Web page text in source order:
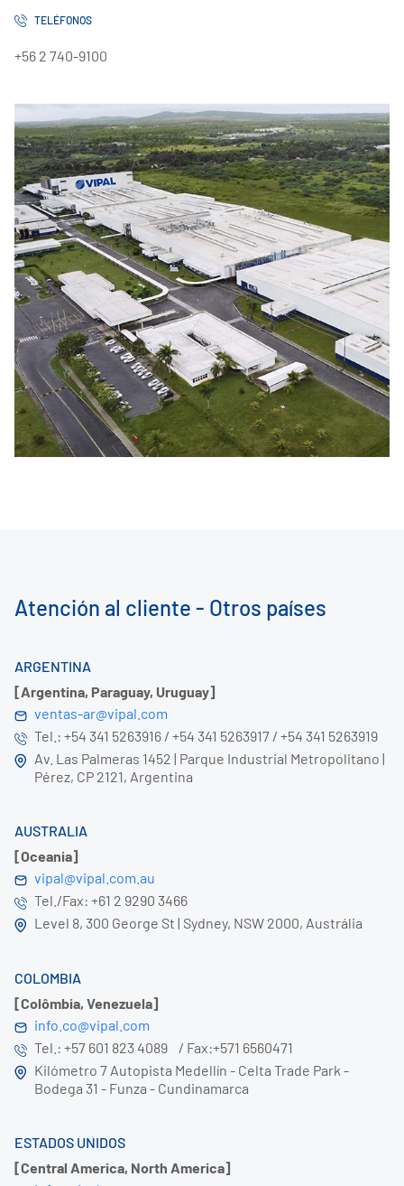
TELÉFONOS
+56 2 740-9100
Atención al cliente - Otros países
ARGENTINA
[Argentina, Paraguay, Uruguay]
ventas-ar@vipal.com
Tel.: +54 341 5263916 / +54 341 5263917 / +54 341 5263919
Av. Las Palmeras 1452 | Parque Industrial Metropolitano |
Pérez, CP 2121, Argentina
AUSTRALIA
[Oceania]
vipal@vipal.com.au
Tel./Fax: +61 2 9290 3466
Level 8, 300 George St | Sydney, NSW 2000, Austrália
COLOMBIA
[Colômbia, Venezuela]
info.co@vipal.com
Tel.: +57 601 823 4089 / Fax:+571 6560471
Kilómetro 7 Autopista Medellín - Celta Trade Park -
Bodega 31 - Funza - Cundinamarca
ESTADOS UNIDOS
[Central America, North America]